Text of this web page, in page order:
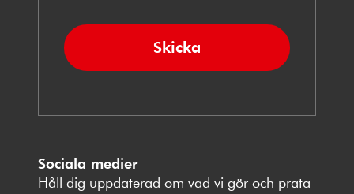
Skicka
Sociala medier
Håll dig uppdaterad om vad vi gör och prata